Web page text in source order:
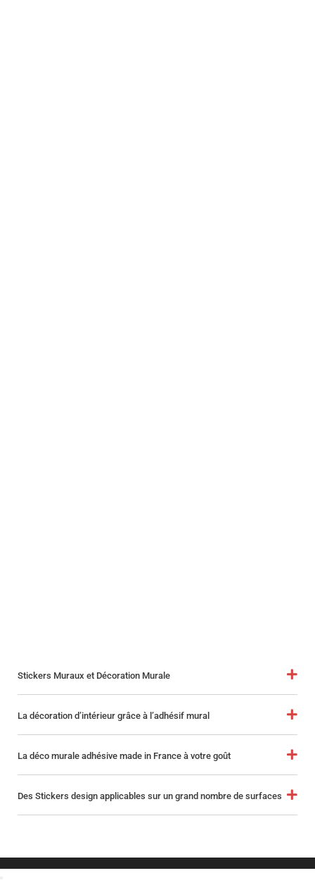
Stickers Muraux et Décoration Murale
La décoration d’intérieur grâce à l’adhésif mural
La déco murale adhésive made in France à votre goût
Des Stickers design applicables sur un grand nombre de surfaces